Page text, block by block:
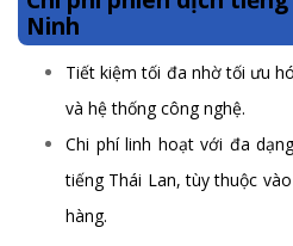
Ninh
Tiết kiệm tối đa nhờ tối ưu
và hệ thống công nghệ.
Chi phí linh hoạt với đa
tiếng Thái Lan, tùy thuộc
hàng.